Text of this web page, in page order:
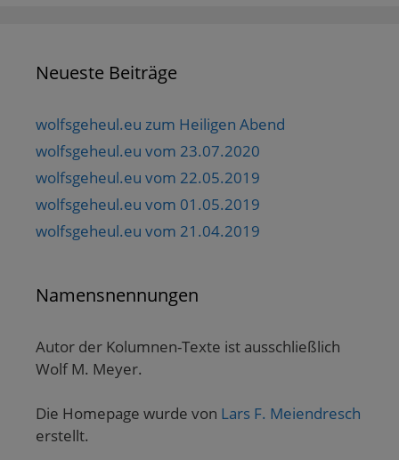
Neueste Beiträge
wolfsgeheul.eu zum Heiligen Abend
wolfsgeheul.eu vom 23.07.2020
wolfsgeheul.eu vom 22.05.2019
wolfsgeheul.eu vom 01.05.2019
wolfsgeheul.eu vom 21.04.2019
Namensnennungen
Autor der Kolumnen-Texte ist ausschließlich
Wolf M. Meyer.
Die Homepage wurde von Lars F. Meiendresch
erstellt.